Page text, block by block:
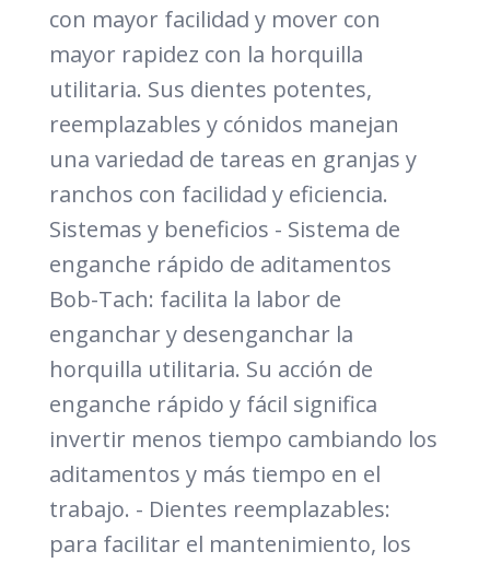
con mayor facilidad y mover con
mayor rapidez con la horquilla
utilitaria. Sus dientes potentes,
reemplazables y cónidos manejan
una variedad de tareas en granjas y
ranchos con facilidad y eficiencia.
Sistemas y beneficios - Sistema de
enganche rápido de aditamentos
Bob-Tach: facilita la labor de
enganchar y desenganchar la
horquilla utilitaria. Su acción de
enganche rápido y fácil significa
invertir menos tiempo cambiando los
aditamentos y más tiempo en el
trabajo. - Dientes reemplazables:
para facilitar el mantenimiento, los